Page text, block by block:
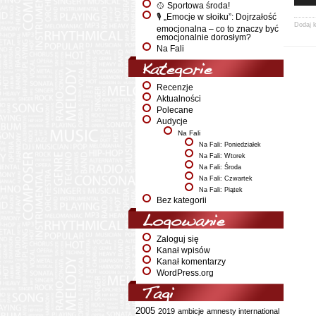
🥎 Sportowa środa!
🎙️ „Emocje w słoiku”: Dojrzałość
emocjonalna – co to znaczy być
emocjonalnie dorosłym?
Na Fali
Kategorie
Recenzje
Aktualności
Polecane
Audycje
Na Fali
Na Fali: Poniedziałek
Na Fali: Wtorek
Na Fali: Środa
Na Fali: Czwartek
Na Fali: Piątek
Bez kategorii
Logowanie
Zaloguj się
Kanał wpisów
Kanał komentarzy
WordPress.org
Tagi
2005 2019 ambicje amnesty international
Dodaj